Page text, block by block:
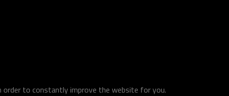
order to constantly improve the website for you.